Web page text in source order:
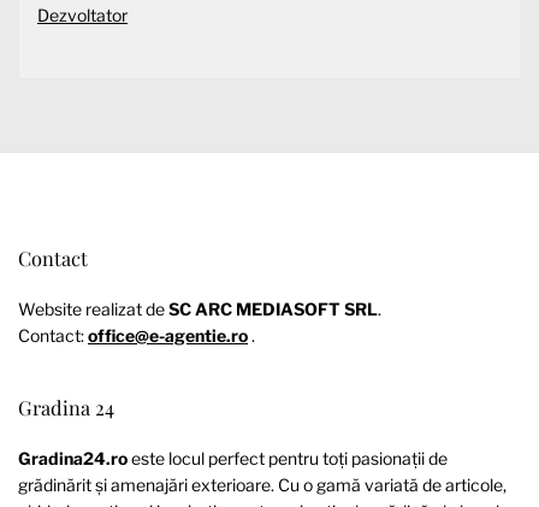
Dezvoltator
Contact
Website realizat deSC ARC MEDIASOFT SRL.
Contact:office@e-agentie.ro.
Gradina 24
Gradina24.roeste locul perfect pentru toți pasionații de
grădinărit și amenajări exterioare. Cu o gamă variată de articole,